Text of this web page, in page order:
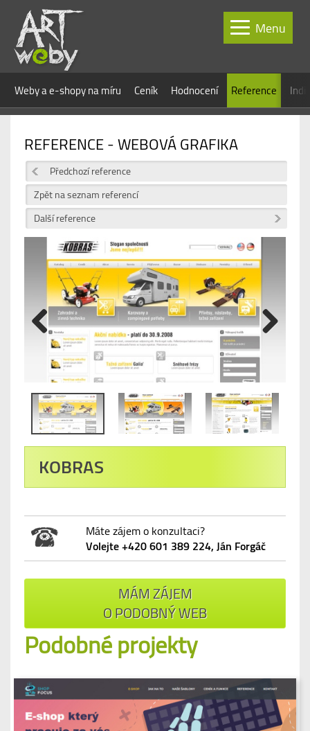
Menu
Weby a e-shopy na míru Ceník Hodnocení Reference
REFERENCE - WEBOVÁ GRAFIKA
Předchozí reference
Zpět na seznam referencí
Další reference
Previous Next
KOBRAS
Máte zájem o konzultaci?
Volejte +420 601 389 224, Ján Forgáč
MÁM ZÁJEM
O PODOBNÝ WEB
Podobné projekty